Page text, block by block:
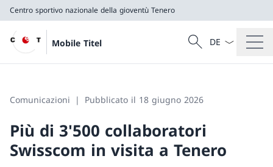
Centro sportivo nazionale della gioventù Tenero
Mobile Titel
Cercare
Ricerca
Dal menu a
Comunicazioni Pubblicato il 18 giugno 2026
Più di 3'500 collaboratori
Swisscom in visita a Tenero